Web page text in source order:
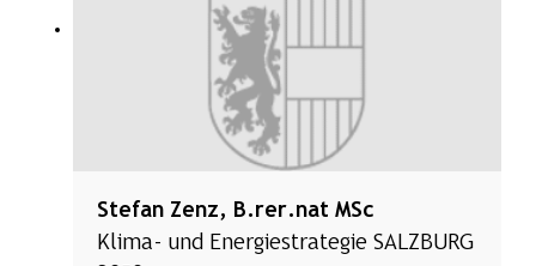
Stefan Zenz, B.rer.nat MSc
Klima- und Energiestrategie SALZBURG